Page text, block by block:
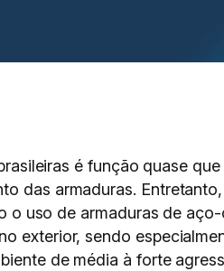
é função quase
das armaduras.
o uso de armaduras de
exterior, sendo
de média à forte